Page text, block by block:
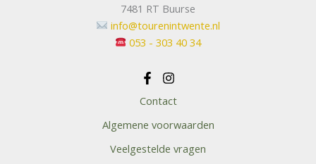
7481 RT Buurse
info@tourenintwente.nl
053 - 303 40 34
Contact
Algemene voorwaarden
Veelgestelde vragen